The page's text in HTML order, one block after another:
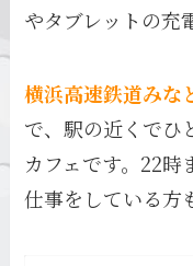
やタブレットの充
横浜高速鉄道みな
で、駅の近くでひ
カフェです。22時
仕事をしている方